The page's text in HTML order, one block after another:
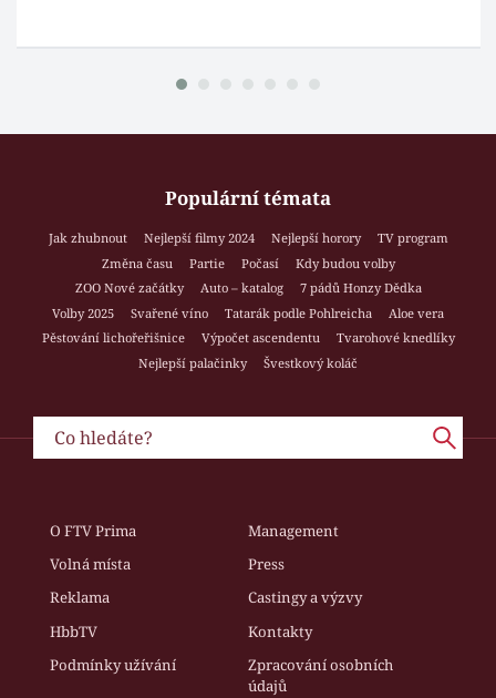
Populární témata
Jak zhubnout Nejlepší filmy 2024 Nejlepší horory
TV program
Změna času
Partie Počasí
Kdy budou volby
ZOO Nové začátky
Auto – katalog
7 pádů Honzy Dědka
Volby 2025
Svařené víno Tatarák podle Pohlreicha
Aloe vera
Pěstování lichořeřišnice
Výpočet ascendentu
Tvarohové knedlíky
Nejlepší palačinky
Švestkový koláč
O FTV Prima
Management
Volná místa
Press
Reklama
Castingy a výzvy
HbbTV
Kontakty
Podmínky užívání
Zpracování osobních
údajů